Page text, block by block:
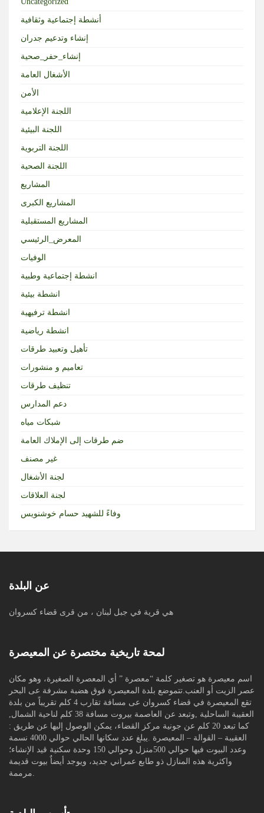
أنشطة إجتماعية وثقافية
إنشاء وتدعيم جدران
إنشاء_حفر_صحية
الأشغال العامة
الأمن
اللجنة الإعلامية
اللجنة البيئية
اللجنة التربوية
اللجنة الصحية
المشاريع
المشاريع الكبرى
المشاريع المستقبلية
المعرض_الرئيسي
الوفيات
انشطة إجتماعية وطبية
انشطة بيئية
انشطة ترفيهية
انشطة رياضية
تأهيل وتعبيد طرقات
تعاميم و منشورات
تنظيف طرقات
دعم المدارس
شبكات مياه
ضم طرقات إلى الإملاك العامة
غير مصنف
لجنة الأشغال
لجنة العلاقات
وفاءً للشهيد حسام خوشنويس
عن البلدة
هي قرية في جبل لبنان ، من قرى قضاء كسروان
لمحة تاريخية مختصرة عن المعيصرة
اسم معيصرة هو تصغير كلمة “معصرة ” أي المعصرة الصغيرة، وهو مكان
عصر الزيت أو العنب.تتموضع بلدة المعيصرة فوق هضبة مشرفة عى البحر
تقع المعيصرة في قضاء كسروان عى مسافة تقارب 4 كلم تقريباً من بلدة
العقيبة الساحلية ,وتبعد عن العاصمة بيروت مسافة 38 كلم لناحية الشمال,
كما تبعد 20 كلم عن جونية مركز القضاء، يمكن الوصول إليها عن طريق :
العقيبة – القوالة – المعيصرة .يبلغ عدد سكانها الحالي حوالي 4000 نسمة
وعدد البيوت فيها حوالي 500منزل وحوالي 150 وحدة سكنية قيد الإنشاء؛
واكثرية هذه المنازل ذو طابع عمراني جديد، ويوجد أيضاٌ بيوت قديمة